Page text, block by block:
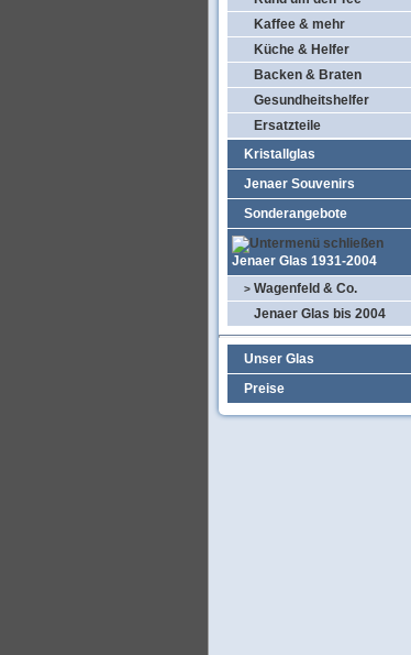
Kaffee & mehr
Küche & Helfer
Backen & Braten
Gesundheitshelfer
Ersatzteile
Kristallglas
Jenaer Souvenirs
Sonderangebote
Jenaer Glas 1931-2004
> Wagenfeld & Co.
Jenaer Glas bis 2004
Unser Glas
Preise